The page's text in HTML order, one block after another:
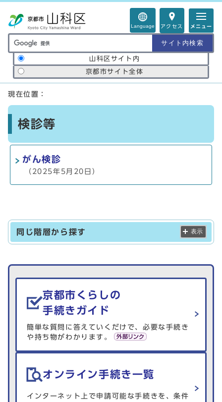
Language アクセス メニュー
サイト内検索の範囲
山科区サイト内
京都市サイト全体
ここから本文です
現在位置：
検診等
がん検診
（2025年5月20日）
同じ階層から探す 表示
生活情報を探す
京都市くらしの
手続きガイド
簡単な質問に答えていくだけで、必要な手続き
や持ち物がわかります。
オンライン手続き一覧
インターネット上で申請可能な手続きを、条件